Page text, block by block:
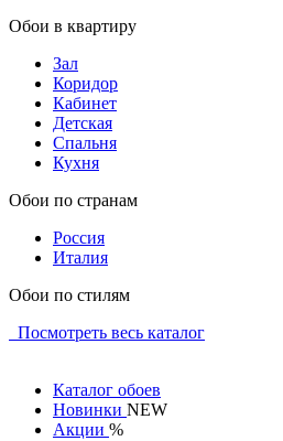
Обои в квартиру
Зал
Коридор
Кабинет
Детская
Спальня
Кухня
Обои по странам
Россия
Италия
Обои по стилям
Посмотреть весь каталог
Каталог обоев
Новинки NEW
Акции %